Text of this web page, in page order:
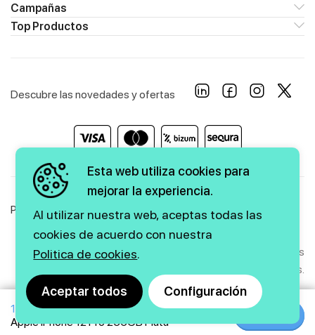
1099€
1249€
Apple iPhone 12 Pro 256GB Plata
Campañas
Top Productos
Descubre las novedades y ofertas
Política de Privacidad Política de Cookies Aviso Legal
Copyright © 2026 firstmarkt. Todos los derechos
reservados.
Agencia SEOy diseño web GMEDIA
Esta web utiliza cookies para
mejorar la experiencia.
Al utilizar nuestra web, aceptas todas las
cookies de acuerdo con nuestra
Politica de cookies.
Aceptar todos Configuración